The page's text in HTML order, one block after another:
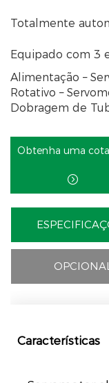
Totalmente
Equipado com 3
Alimentação –
Rotativo –
Dobragem de
Obtenha uma

OPCIONAL
Características